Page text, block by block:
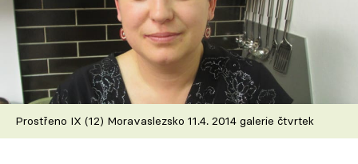
Články
TV Program
Škola vaření
Prostřeno IX (12) Moravaslezsko 11.4. 2014 galerie čtvrtek